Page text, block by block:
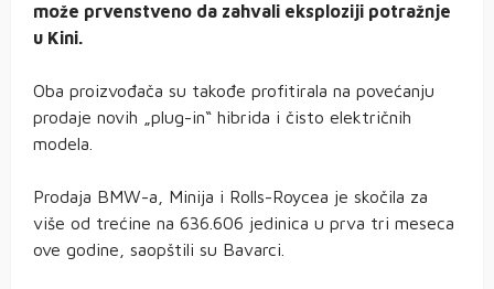
može prvenstveno da zahvali eksploziji potražnje
u Kini.
Oba proizvođača su takođe profitirala na povećanju
prodaje novih „plug-in“ hibrida i čisto električnih
modela.
Prodaja BMW-a, Minija i Rolls-Roycea je skočila za
više od trećine na 636.606 jedinica u prva tri meseca
ove godine, saopštili su Bavarci.